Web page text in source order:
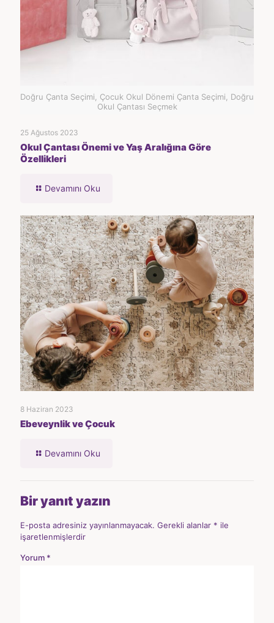
Doğru Çanta Seçimi, Çocuk Okul Dönemi Çanta Seçimi, Doğru
Okul Çantası Seçmek
25 Ağustos 2023
Okul Çantası Önemi ve Yaş Aralığına Göre
Özellikleri
Devamını Oku
8 Haziran 2023
Ebeveynlik ve Çocuk
Devamını Oku
Bir yanıt yazın
E-posta adresiniz yayınlanmayacak. Gerekli alanlar * ile
işaretlenmişlerdir
Yorum *